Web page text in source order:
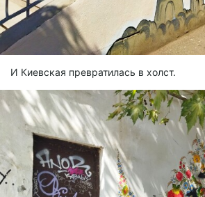
И Киевская превратилась в холст.